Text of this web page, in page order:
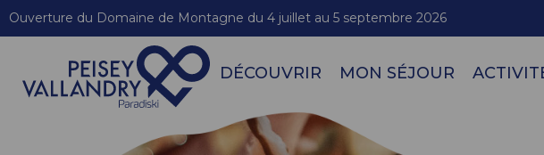
Ouverture du Domaine de Montagne du 4 juillet au 5 septembre 2026
DÉCOUVRIR MON SÉJOUR